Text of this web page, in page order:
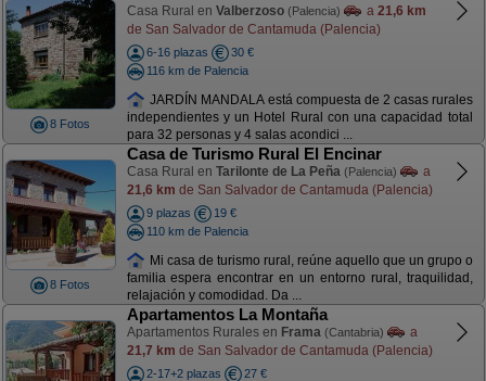
8 Fotos
Casa Rural en Valberzoso (Palencia) a 21,6 km
de San Salvador de Cantamuda (Palencia)
6-16 plazas
30 €
116 km de Palencia
JARDÍN MANDALA está compuesta de 2 casas rurales
independientes y un Hotel Rural con una capacidad total
para 32 personas y 4 salas acondici ...
8 Fotos
Casa de Turismo Rural El Encinar
Casa Rural en Tarilonte de La Peña (Palencia)
a
21,6 km de San Salvador de Cantamuda (Palencia)
9 plazas
19 €
110 km de Palencia
Mi casa de turismo rural, reúne aquello que un grupo o
familia espera encontrar en un entorno rural, traquilidad,
relajación y comodidad. Da ...
Apartamentos La Montaña
Apartamentos Rurales en Frama (Cantabria)
a
21,7 km de San Salvador de Cantamuda (Palencia)
2-17+2 plazas
27 €